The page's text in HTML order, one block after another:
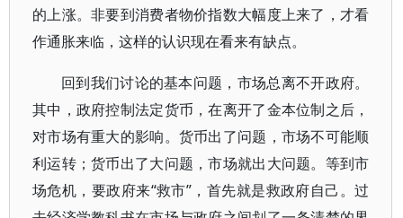
的上涨。非要到消费者物价指数大幅度上来了，才看
作通胀来临，这样的认识现在看来有缺点。
回到我们讨论的基本问题，市场总离不开政府。
其中，政府控制法定货币，在离开了金本位制之后，
对市场有重大的影响。货币出了问题，市场不可能顺
利运转；货币出了大问题，市场就出大问题。等到市
场危机，要政府来“救市”，首先就是救政府自己。过